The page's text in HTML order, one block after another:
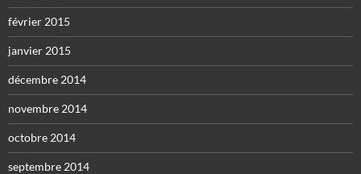
février 2015
janvier 2015
décembre 2014
novembre 2014
octobre 2014
septembre 2014